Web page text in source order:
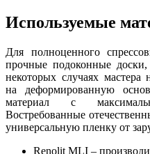
Используемые
Для полноценного
прочные подоконные
некоторых случаях мастера
на деформированную
материал с
Востребованные
универсальную пленку от
Renolit MLI –